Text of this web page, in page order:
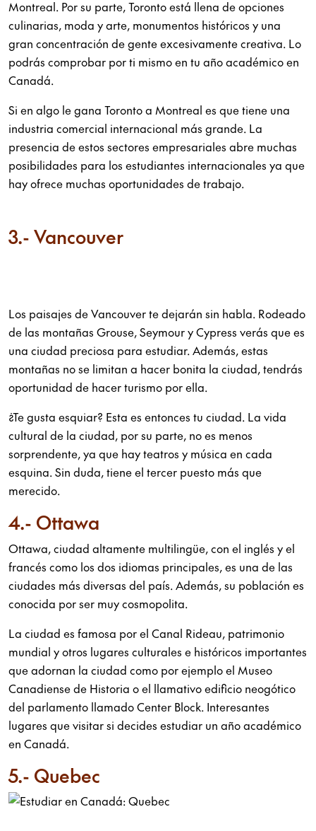
Montreal. Por su parte, Toronto está llena de opciones
culinarias, moda y arte, monumentos históricos y una
gran concentración de gente excesivamente creativa. Lo
podrás comprobar por ti mismo en tu año académico en
Canadá.
Si en algo le gana Toronto a Montreal es que tiene una
industria comercial internacional más grande. La
presencia de estos sectores empresariales abre muchas
posibilidades para los estudiantes internacionales ya que
hay ofrece muchas oportunidades de trabajo.
3.- Vancouver
Los paisajes de Vancouver te dejarán sin habla. Rodeado
de las montañas Grouse, Seymour y Cypress verás que es
una ciudad preciosa para estudiar. Además, estas
montañas no se limitan a hacer bonita la ciudad, tendrás
oportunidad de hacer turismo por ella.
¿Te gusta esquiar? Esta es entonces tu ciudad. La vida
cultural de la ciudad, por su parte, no es menos
sorprendente, ya que hay teatros y música en cada
esquina. Sin duda, tiene el tercer puesto más que
merecido.
4.- Ottawa
Ottawa, ciudad altamente multilingüe, con el inglés y el
francés como los dos idiomas principales, es una de las
ciudades más diversas del país. Además, su población es
conocida por ser muy cosmopolita.
La ciudad es famosa por el Canal Rideau, patrimonio
mundial y otros lugares culturales e históricos importantes
que adornan la ciudad como por ejemplo el Museo
Canadiense de Historia o el llamativo edificio neogótico
del parlamento llamado Center Block. Interesantes
lugares que visitar si decides estudiar un año académico
en Canadá.
5.- Quebec